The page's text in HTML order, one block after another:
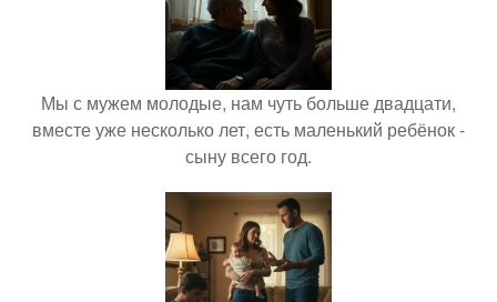
Мы с мужем молодые, нам чуть больше двадцати,
вместе уже несколько лет, есть маленький ребёнок -
сыну всего год.